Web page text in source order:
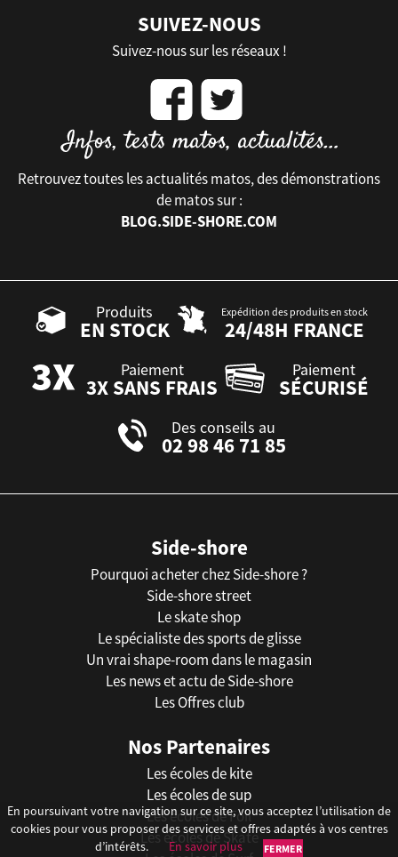
SUIVEZ-NOUS
Suivez-nous sur les réseaux !
Retrouvez toutes les actualités matos, des démonstrations
de matos sur :
BLOG.SIDE-SHORE.COM
Produits
EN STOCK
Expédition des produits en stock
24/48H FRANCE
Paiement
3X SANS FRAIS
Paiement
SÉCURISÉ
Des conseils au
02 98 46 71 85
Side-shore
Pourquoi acheter chez Side-shore ?
Side-shore street
Le skate shop
Le spécialiste des sports de glisse
Un vrai shape-room dans le magasin
Les news et actu de Side-shore
Les Offres club
Nos Partenaires
Les écoles de kite
Les écoles de sup
Les écoles de Foil
Les écoles de Skate
En poursuivant votre navigation sur ce site, vous acceptez l’utilisation de
cookies pour vous proposer des services et offres adaptés à vos centres
d’intérêts.
En savoir plus FERMER